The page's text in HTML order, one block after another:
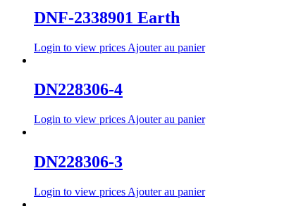
DNF-2338901 Earth
Login to view prices Ajouter au panier
DN228306-4
Login to view prices Ajouter au panier
DN228306-3
Login to view prices Ajouter au panier